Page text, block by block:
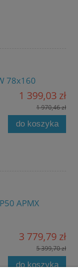
78x160
1 399,03 zł
1 970,46 zł
do koszyka
APMX
3 779,79 zł
5 399,70 zł
do koszyka